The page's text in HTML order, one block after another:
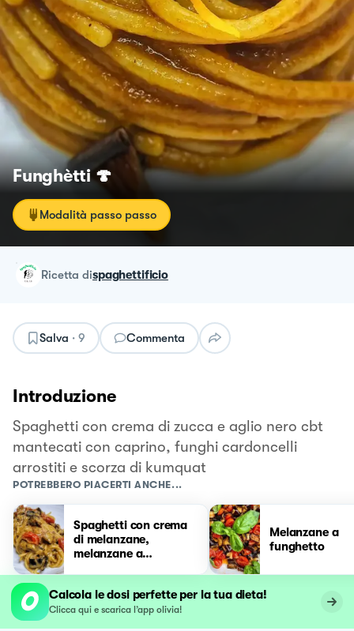
Funghètti 🍄
Modalità passo passo
ricetta dispaghettificio
Salva · 9 Commenta
Introduzione
Spaghetti con crema di zucca e aglio nero cbt
mantecati con caprino, funghi cardoncelli
arrostiti e scorza di kumquat
POTREBBERO PIACERTI ANCHE...
Spaghetti con crema
di melanzane,
melanzane a
Melanzane a
funghetto
Calcola le dosi perfette per la tua dieta!
Clicca qui e scarica l’app olivia!